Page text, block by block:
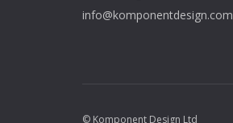
info@komponentdesign.com
© Komponent Design Ltd